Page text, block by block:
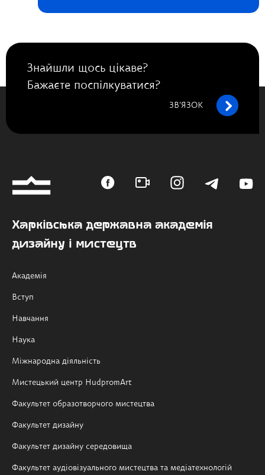
Знайшли щось цікаве?
Бажаєте поспілкуватися?
ЗВ’ЯЗОК
Харківська державна академія
дизайну і мистецтв
Академія
Вступ
Навчання
Наука
Міжнародна діяльність
Мистецький центр HudpromArt
Факультет образотворчого мистецтва
Факультет дизайну
Факультет дизайну середовища
Факультет аудіовізуального мистецтва та медіатехнологій